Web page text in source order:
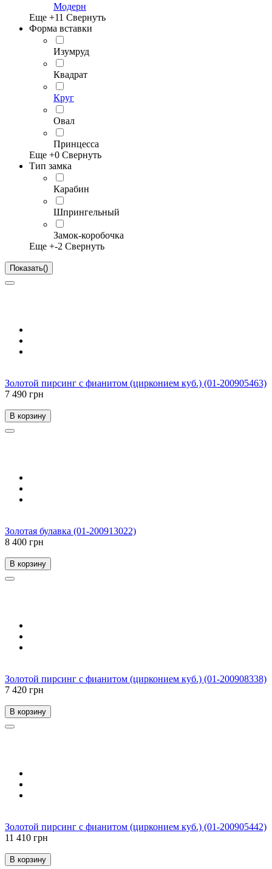
Модерн
Еще +11 Свернуть
Форма вставки
Изумруд
Квадрат
Круг
Овал
Принцесса
Еще +0 Свернуть
Тип замка
Карабин
Шпрингельный
Замок-коробочка
Еще +-2 Свернуть
Показать()
Золотой пирсинг с фианитом (цирконием куб.) (01-200905463)
7 490 грн
В корзину
Золотая булавка (01-200913022)
8 400 грн
В корзину
Золотой пирсинг с фианитом (цирконием куб.) (01-200908338)
7 420 грн
В корзину
Золотой пирсинг с фианитом (цирконием куб.) (01-200905442)
11 410 грн
В корзину